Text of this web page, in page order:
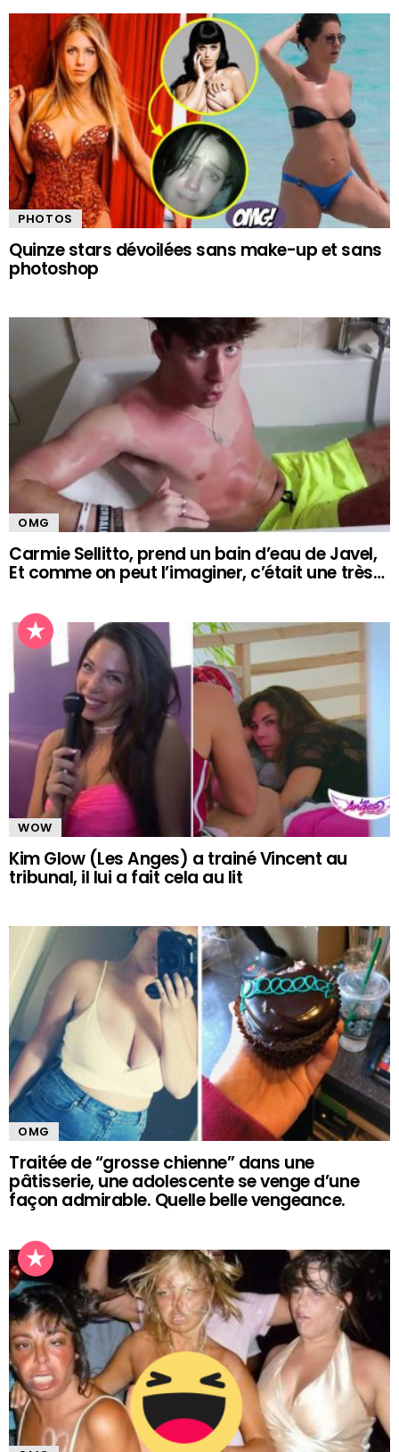
PHOTOS
Quinze stars dévoilées sans make-up et sans
photoshop
OMG
Carmie Sellitto, prend un bain d’eau de Javel,
Et comme on peut l’imaginer, c’était une très…
WOW
Kim Glow (Les Anges) a trainé Vincent au
tribunal, il lui a fait cela au lit
OMG
Traitée de “grosse chienne” dans une
pâtisserie, une adolescente se venge d’une
façon admirable. Quelle belle vengeance.